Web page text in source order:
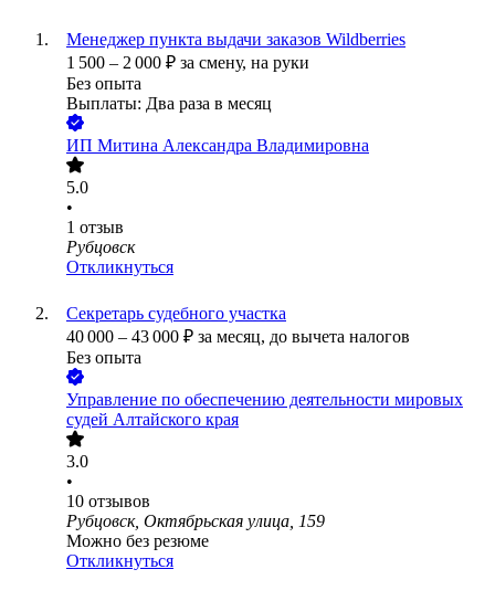
Менеджер пункта выдачи заказов Wildberries
1 500 – 2 000 ₽ за смену, на руки
Без опыта
Выплаты: Два раза в месяц
ИП Митина Александра Владимировна
5.0
•
1 отзыв
Рубцовск
Откликнуться
Секретарь судебного участка
40 000 – 43 000 ₽ за месяц, до вычета налогов
Без опыта
Управление по обеспечению деятельности мировых
судей Алтайского края
3.0
•
10 отзывов
Рубцовск, Октябрьская улица, 159
Можно без резюме
Откликнуться